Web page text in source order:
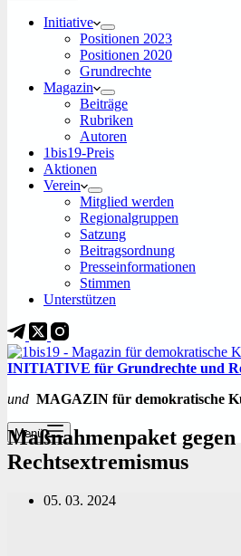
Initiative
Positionen 2023
Positionen 2020
Grundrechte
Magazin
Beiträge
Rubriken
Autoren
1bis19-Preis
Aktionen
Verein
Mitglied werden
Regionalgruppen
Satzung
Beitragsordnung
Presseinformationen
Stimmen
Unterstützen
INITIATIVE für Grundrechte und
und MAGAZIN für demokratische
Menü
Maßnahmenpaket gegen
Rechtsextremismus
05. 03. 2024